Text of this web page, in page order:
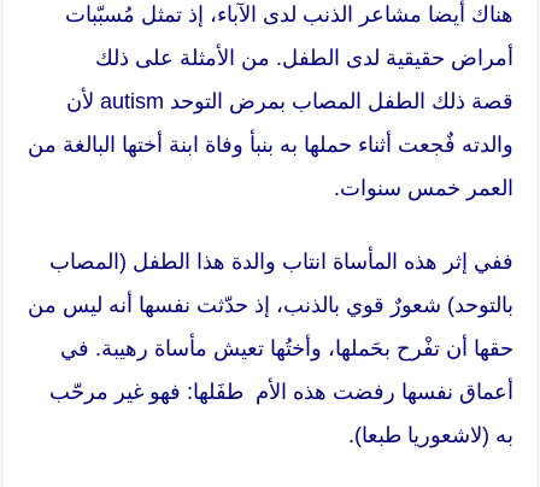
هناك أيضا مشاعر الذنب لدى الآباء، إذ تمثل مُسبّبات
أمراض حقيقية لدى الطفل. من الأمثلة على ذلك
قصة ذلك الطفل المصاب بمرض التوحد autism لأن
والدته فٌجعت أثناء حملها به بنبأ وفاة ابنة أختها البالغة من
العمر خمس سنوات.
ففي إثر هذه المأساة انتاب والدة هذا الطفل (المصاب
بالتوحد) شعورٌ قوي بالذنب، إذ حدّثت نفسها أنه ليس من
حقها أن تفْرح بحَملها، وأختُها تعيش مأساة رهيبة. في
أعماق نفسها رفضت هذه الأم طفَلها: فهو غير مرحّب
به (لاشعوريا طبعا).